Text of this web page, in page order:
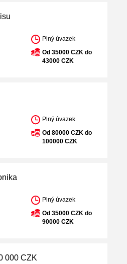
Plný úvazek
Od 35000 CZK do
43000 CZK
Plný úvazek
Od 80000 CZK do
100000 CZK
Plný úvazek
Od 35000 CZK do
90000 CZK
000 CZK